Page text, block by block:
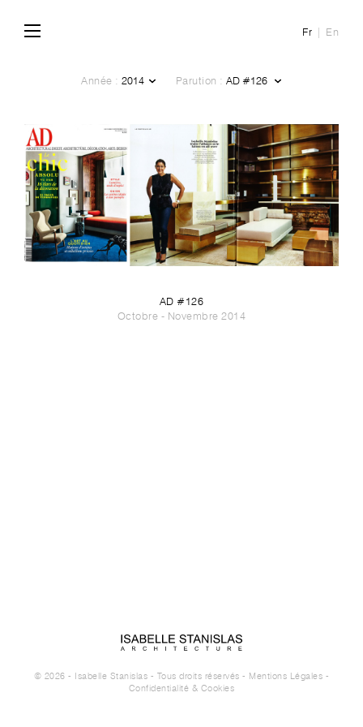
Fr En
Année : Parution :
AD #126
Octobre - Novembre 2014
© 2026 - Isabelle Stanislas - Tous droits réservés - Mentions Légales -
Confidentialité & Cookies